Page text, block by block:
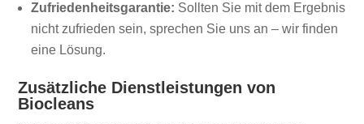
Zufriedenheitsgarantie: Sollten Sie mit dem Ergebnis
nicht zufrieden sein, sprechen Sie uns an – wir finden
eine Lösung.
Zusätzliche Dienstleistungen von
Biocleans